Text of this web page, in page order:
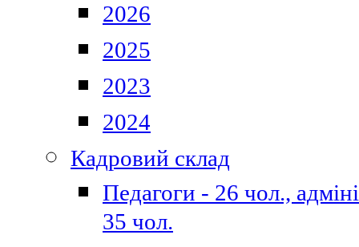
2026
2025
2023
2024
Кадровий склад
Педагоги - 26 чол.,
35 чол.